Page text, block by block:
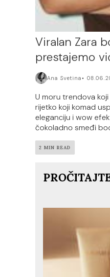
Viralan Zara
prestajemo
Ana Svetina
U moru trendova
rijetko koji komad
eleganciju i wow
čokoladno smeđi
2 MIN READ